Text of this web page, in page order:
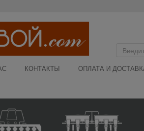
КОНТАКТЫ ОПЛАТА И